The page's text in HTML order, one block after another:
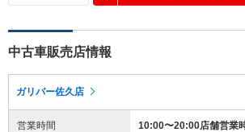
中古車販売店情報
ガリバー佐久店
営業時間 10:00〜20:00店舗営業